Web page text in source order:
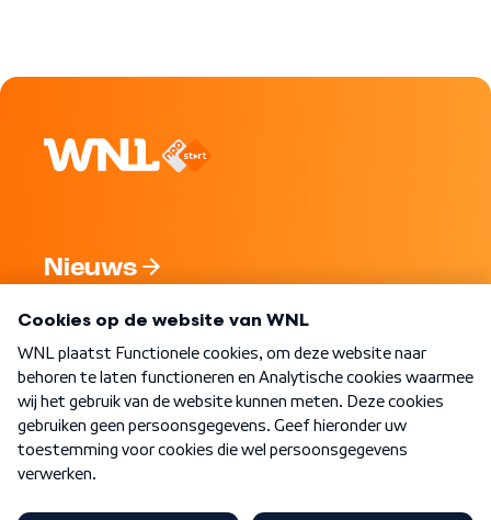
Nieuws
Nieuwsbrief
Word Lid